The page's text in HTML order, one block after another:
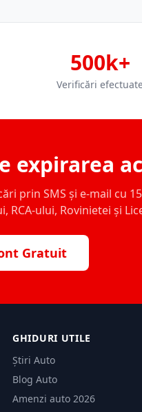
500k+
Verificări
expirarea
prin SMS și e-mail cu
ului, Rovinietei și
Gratuit
GHIDURI UTILE
Știri Auto
Blog Auto
Amenzi auto 2026